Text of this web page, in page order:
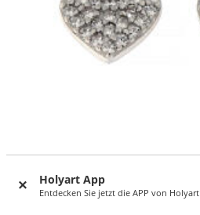
Holyart App
Entdecken Sie jetzt die APP von Holyart